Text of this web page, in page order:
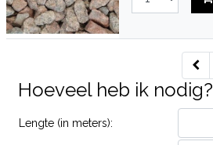
Hoeveel heb ik nodig?
Lengte (in meters):